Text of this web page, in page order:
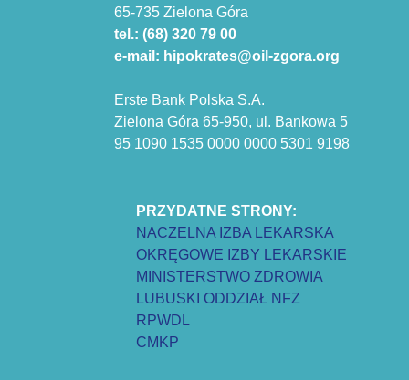
65-735 Zielona Góra
tel.: (68) 320 79 00
e-mail: hipokrates@oil-zgora.org
Erste Bank Polska S.A.
Zielona Góra 65-950, ul. Bankowa 5
95 1090 1535 0000 0000 5301 9198
PRZYDATNE STRONY:
NACZELNA IZBA LEKARSKA
OKRĘGOWE IZBY LEKARSKIE
MINISTERSTWO ZDROWIA
LUBUSKI ODDZIAŁ NFZ
RPWDL
CMKP